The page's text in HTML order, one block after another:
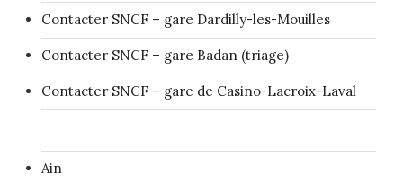
Contacter SNCF – gare Dardilly-les-Mouilles
Contacter SNCF – gare Badan (triage)
Contacter SNCF – gare de Casino-Lacroix-Laval
Ain